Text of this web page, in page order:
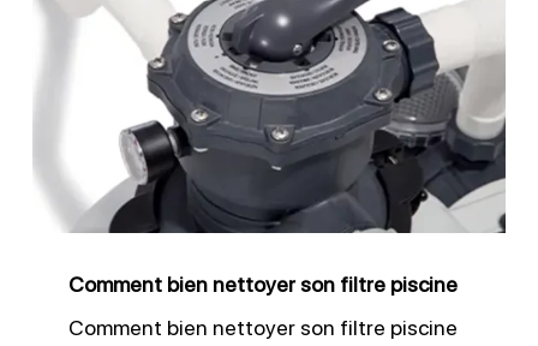
piscine
Comment bien nettoyer son filtre piscine
Comment bien nettoyer son filtre piscine